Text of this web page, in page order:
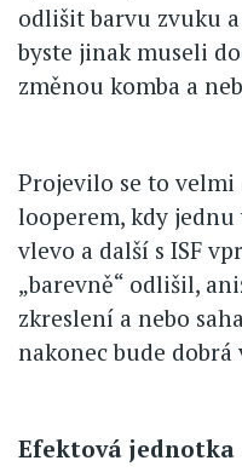
odlišit barvu zvuku
byste jinak museli
změnou komba a
Projevilo se to velmi
looperem, kdy jednu
vlevo a další s ISF
„barevně“ odlišil,
zkreslení a nebo
nakonec bude dobrá
Efektová jednotka